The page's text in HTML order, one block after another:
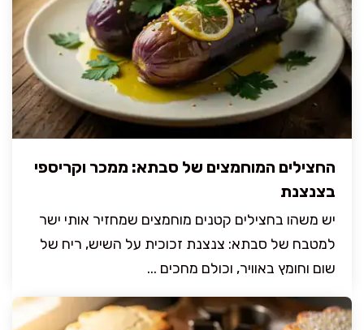
החצילים המוחמצים של סבתא: ממכר וקריספי
בצנצנת
יש משהו בחצילים קטנים מוחמצים שמחזיר אותי ישר
למטבח של סבתא: צנצנת זכוכית על השיש, ריח של
שום וחומץ באוויר, וכולם מחכים ...